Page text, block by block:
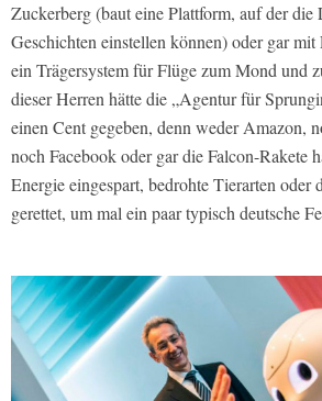
Zuckerberg (baut eine Plattform, auf der die
Geschichten einstellen können) oder gar
ein Trägersystem für Flüge zum Mond und
dieser Herren hätte die „Agentur für
einen Cent gegeben, denn weder Amazon,
noch Facebook oder gar die Falcon-Rakete
Energie eingespart, bedrohte Tierarten oder
gerettet, um mal ein paar typisch deutsche